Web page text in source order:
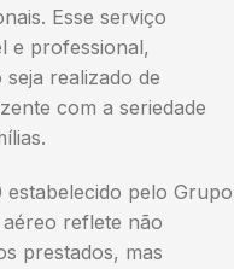
Esse serviço
e professional,
realizado de
com a seriedade
pelo Grupo
reflete não
prestados, mas